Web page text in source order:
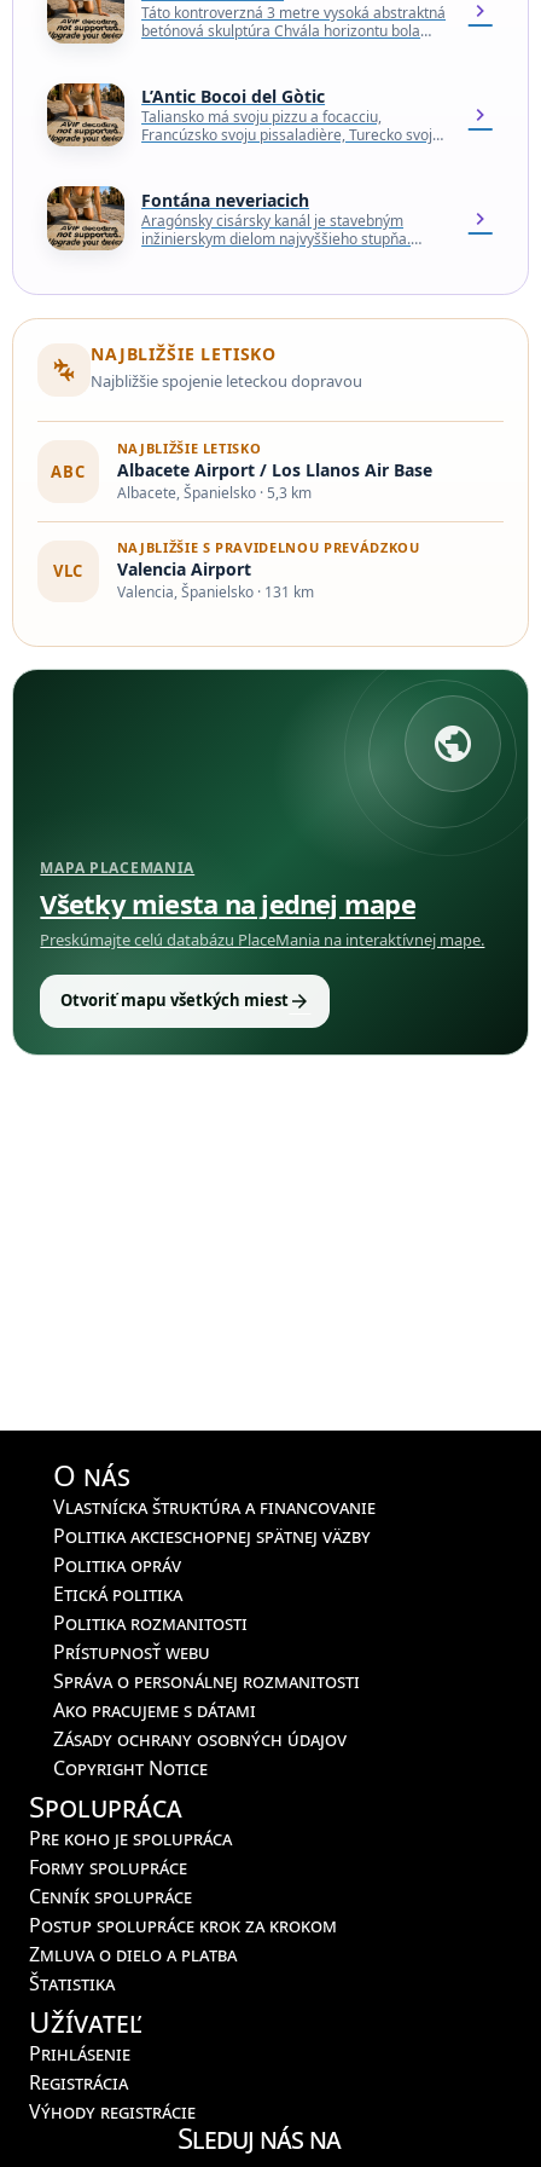
Táto kontroverzná 3 metre vysoká abstraktná
betónová skulptúra Chvála horizontu bola
chevron_right
L’Antic Bocoi del Gòtic
Taliansko má svoju pizzu a focacciu,
Francúzsko svoju pissaladière, Turecko svoj
chevron_right
Fontána neveriacich
Aragónsky cisársky kanál je stavebným
inžinierskym dielom najvyššieho stupňa.
chevron_right
connecting_airports
NAJBLIŽŠIE LETISKO
Najbližšie spojenie leteckou dopravou
ABC
NAJBLIŽŠIE LETISKO
Albacete Airport / Los Llanos Air Base
Albacete, Španielsko · 5,3 km
VLC
NAJBLIŽŠIE S PRAVIDELNOU PREVÁDZKOU
Valencia Airport
Valencia, Španielsko · 131 km
public
MAPA PLACEMANIA
Všetky miesta na jednej mape
Preskúmajte celú databázu PlaceMania na interaktívnej mape.
Otvoriť mapu všetkých miestarrow_forward
O nás
Vlastnícka štruktúra a financovanie
Politika akcieschopnej spätnej väzby
Politika opráv
Etická politika
Politika rozmanitosti
Prístupnosť webu
Správa o personálnej rozmanitosti
Ako pracujeme s dátami
Zásady ochrany osobných údajov
Copyright Notice
Spolupráca
Pre koho je spolupráca
Formy spolupráce
Cenník spolupráce
Postup spolupráce krok za krokom
Zmluva o dielo a platba
Štatistika
Užívateľ
Prihlásenie
Registrácia
Výhody registrácie
Sleduj nás na